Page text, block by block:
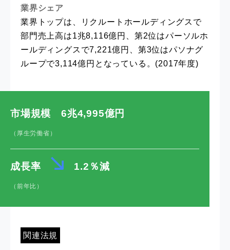
業界シェア
業界トップは、リクルートホールディングスで
部門売上高は1兆8,116億円、第2位はパーソルホ
ールディングスで7,221億円、第3位はパソナグ
ループで3,114億円となっている。(2017年度)
市場規模 6兆4,995億円
（厚生労働省）
成長率 1.2％減
（前年比）
関連法規